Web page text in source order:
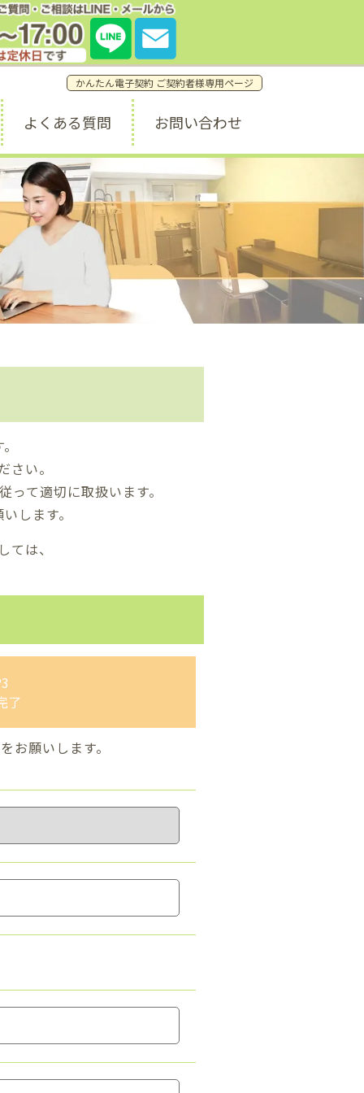
・ご相談窓口はこちら。
(土日祝休み) info@a1weekly.com
かんたん電子契約 ご契約者様専用ページ
よくある質問 お問い合わせ
い。
て適切に取扱います。
します。
は、
了
お願いします。